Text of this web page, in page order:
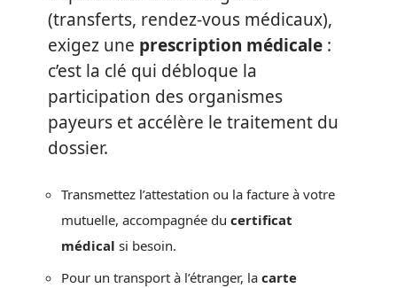
(transferts, rendez-vous médicaux),
exigez une prescription médicale :
c’est la clé qui débloque la
participation des organismes
payeurs et accélère le traitement du
dossier.
Transmettez l’attestation ou la facture à votre
mutuelle, accompagnée du certificat
médical si besoin.
Pour un transport à l’étranger, la carte